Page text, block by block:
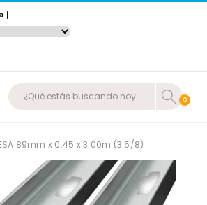
|
0
89mm x 0.45 x 3.00m (3 5/8)